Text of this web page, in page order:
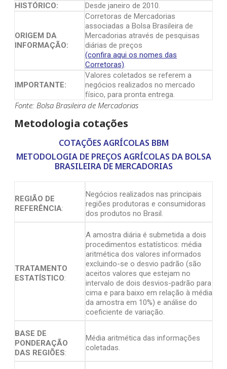
HISTÓRICO:
Desde janeiro de 2010.
ORIGEM DA
INFORMAÇÃO:
Corretoras de Mercadorias
associadas a Bolsa Brasileira de
Mercadorias através de pesquisas
diárias de preços
(confira aqui os nomes das
Corretoras).
IMPORTANTE:
Valores coletados se referem a
negócios realizados no mercado
físico, para pronta entrega.
Fonte: Bolsa Brasileira de Mercadorias
Metodologia cotações
COTAÇÕES AGRÍCOLAS BBM
METODOLOGIA DE PREÇOS AGRÍCOLAS DA BOLSA
BRASILEIRA DE MERCADORIAS
REGIÃO DE
REFERÊNCIA:
Negócios realizados nas principais
regiões produtoras e consumidoras
dos produtos no Brasil.
TRATAMENTO
ESTATÍSTICO:
A amostra diária é submetida a dois
procedimentos estatísticos: média
aritmética dos valores informados
excluindo-se o desvio padrão (são
aceitos valores que estejam no
intervalo de dois desvios-padrão para
cima e para baixo em relação à média
da amostra em 10%) e análise do
coeficiente de variação.
BASE DE
PONDERAÇÃO
DAS REGIÕES:
Média aritmética das informações
coletadas.